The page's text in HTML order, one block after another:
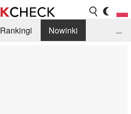
Rankingi
Nowinki
...